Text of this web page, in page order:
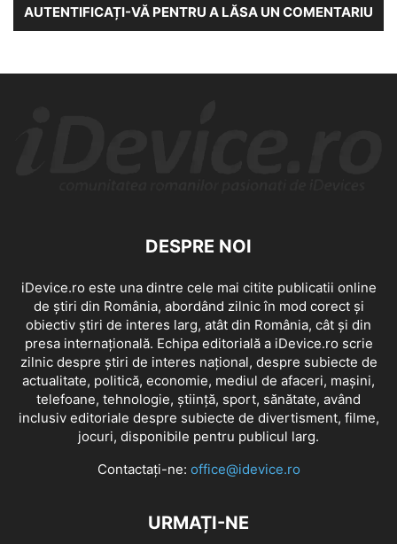
AUTENTIFICAȚI-VĂ PENTRU A LĂSA UN COMENTARIU
DESPRE NOI
iDevice.ro este una dintre cele mai citite publicatii online
de știri din România, abordând zilnic în mod corect și
obiectiv știri de interes larg, atât din România, cât și din
presa internațională. Echipa editorială a iDevice.ro scrie
zilnic despre știri de interes național, despre subiecte de
actualitate, politică, economie, mediul de afaceri, mașini,
telefoane, tehnologie, știință, sport, sănătate, având
inclusiv editoriale despre subiecte de divertisment, filme,
jocuri, disponibile pentru publicul larg.
Contactați-ne: office@idevice.ro
URMAȚI-NE